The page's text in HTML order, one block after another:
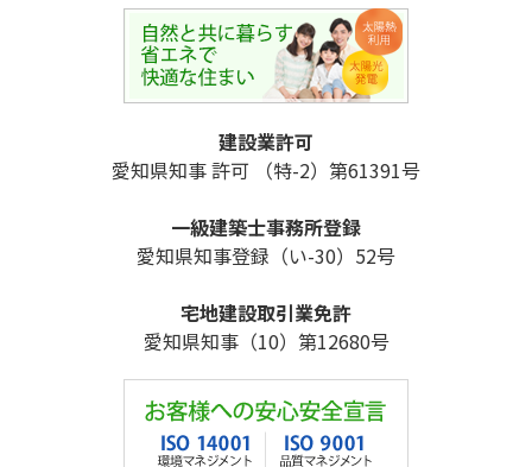
建設業許可
愛知県知事 許可 （特-2）第61391号
一級建築士事務所登録
愛知県知事登録（い-30）52号
宅地建設取引業免許
愛知県知事（10）第12680号